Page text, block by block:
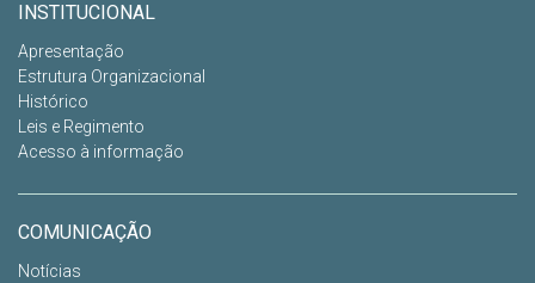
INSTITUCIONAL
Apresentação
Estrutura Organizacional
Histórico
Leis e Regimento
Acesso à informação
COMUNICAÇÃO
Notícias